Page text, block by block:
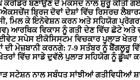
ਕੌਰੀਡੋਰ ਬਣਾਉਣ ਦੇ ਮਕਸਦ ਨਾਲ ਸ਼ੁਰੂ ਕੀਤੀ
ਬ੍ਰਿਜ ਦੋਵਾਂ ਦੇਸ਼ਾਂ ਵਿੱਚ ਰਿਸਰਚ
, ਮਿਲ ਕੇ ਇਨੋਵੇਸ਼ਨ ਕਰਨ ਅਤੇ ਸਹਿਯੋਗ
)ਆਰਥਿਕ ਵਿਕਾਸ ਨੂੰ ਗਤੀ ਦੇਣ ਵਿੱਚ ਛੋਟੇ ਅਤੇ
ਸਪੇਸ ਈਕੋਸਿਸਟਮ ਵਿਚਕਾਰ ਪੁਲਾੜ ਖੇਤਰ
ਦੀ ਮੇਜ਼ਬਾਨੀ ਕਰਨਗੇ: 7-9ਸਤੰਬਰ ਨੂੰ ਬੈਂਗਲੁਰੂ
ਵਿੱਚ ਸਾਡੇ ਦੁਵੱਲੇ ਪੁਲਾੜ ਸਹਿਯੋਗ ਨੂੰ ਡੂੰਘਾ
ਸਟੇਸ਼ਨ ਨਾਲ ਸਬੰਧਤ ਸਾਂਝੀਆਂ ਗਤੀਵਿਧੀਆਂ